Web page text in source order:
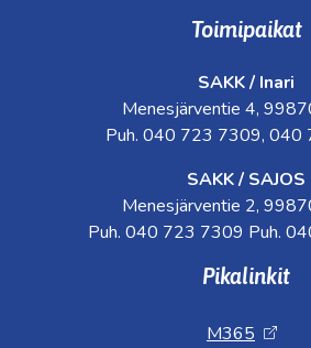
Toimipaikat
SAKK / Inari
Menesjärventie 4,
Puh. 040 723 7309, 040
SAKK / SAJOS
Menesjärventie 2,
Puh. 040 723 7309 Puh.
Pikalinkit
M365